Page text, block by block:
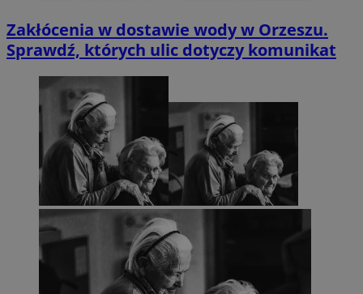
Zakłócenia w dostawie wody w Orzeszu.
Sprawdź, których ulic dotyczy komunikat